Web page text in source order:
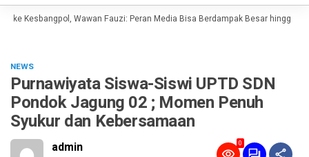
Kesbangpol, Wawan Fauzi: Peran Media Bisa Berdampak Besar hingga Fatal
NEWS
Purnawiyata Siswa-Siswi UPTD SDN
Pondok Jagung 02 ; Momen Penuh
Syukur dan Kebersamaan
admin 0